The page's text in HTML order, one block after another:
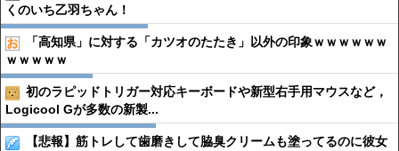
くのいち乙羽ちゃん！
「高知県」に対する「カツオのたたき」以外の印象ｗｗｗｗｗｗ
ｗｗｗｗｗ
初のラピッドトリガー対応キーボードや新型右手用マウスなど，
Logicool Gが多数の新製...
【悲報】筋トレして歯磨きして脇臭クリームも塗ってるのに彼女